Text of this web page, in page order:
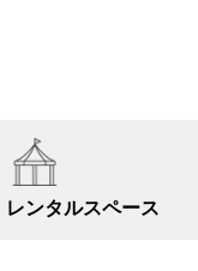
レンタルスペース